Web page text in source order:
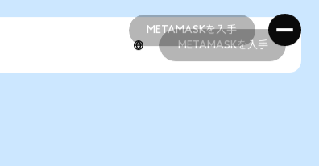
METAMASKを入手
METAMASKを入手
METAMASKを入手